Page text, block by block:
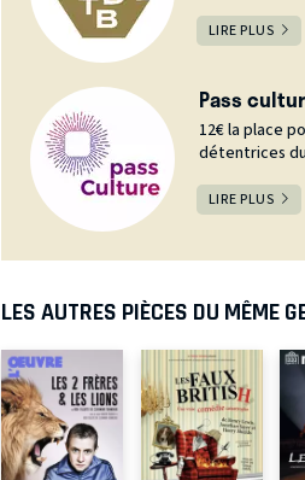
LIRE PLUS
Pass
12€ la place
détentrices
LIRE PLUS
LES AUTRES PIÈCES DU MÊME